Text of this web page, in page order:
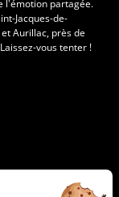
l’émotion partagée.
Jacques-de-
Aurillac, près de
vous tenter !